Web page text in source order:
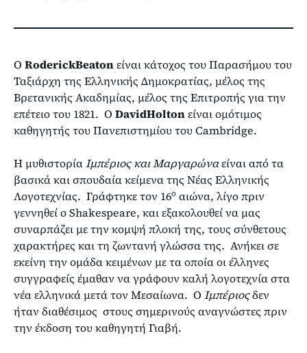
Ο RoderickBeatonείναι κάτοχος του Παρασήμου του
Ταξιάρχη της Ελληνικής Δημοκρατίας, μέλος της
Βρετανικής Ακαδημίας, μέλος της Επιτροπής για την
επέτειο του 1821. Ο DavidHoltonείναι ομότιμος
καθηγητής του Πανεπιστημίου του Cambridge.
Η μυθιστορίαΙμπέριος και Μαργαρώναείναι από τα
βασικά και σπουδαία κείμενα της Νέας Ελληνικής
Λογοτεχνίας. Γράφτηκε τον 16ο αιώνα, λίγο πριν
γεννηθεί ο Shakespeare, και εξακολουθεί να μας
συναρπάζει με την κομψή πλοκή της, τους σύνθετους
χαρακτήρες και τη ζωντανή γλώσσα της. Ανήκει σε
εκείνη την ομάδα κειμένων με τα οποία οι έλληνες
συγγραφείς έμαθαν να γράφουν καλή λογοτεχνία στα
νέα ελληνικά μετά τον Μεσαίωνα. Ο Ιμπέριοςδεν
ήταν διαθέσιμος στους σημερινούς αναγνώστες πριν
την έκδοση του καθηγητή Γιαβή.